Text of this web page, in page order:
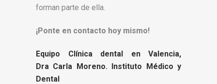
forman parte de ella.
¡Ponte en contacto hoy mismo!
Equipo Clínica dental en Valencia,
Dra Carla Moreno. Instituto Médico y
Dental